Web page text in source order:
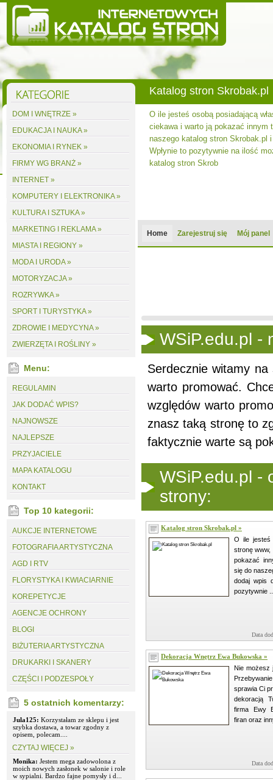
Katalog stron Skrobak.pl
O ile jesteś osobą posiadającą
ciekawa i warto ją pokazać innym
naszego katalog stron Skrobak.pl
Wpłynie to pozytywnie na ilość
katalog stron Skrob
Home Zarejestruj się Mój panel
DOM I WNĘTRZE »
EDUKACJA I NAUKA »
EKONOMIA I RYNEK »
FIRMY WG BRANŻ »
INTERNET »
KOMPUTERY I ELEKTRONIKA »
KULTURA I SZTUKA »
MARKETING I REKLAMA »
MIASTA I REGIONY »
MODA I URODA »
MOTORYZACJA »
ROZRYWKA »
SPORT I TURYSTYKA »
ZDROWIE I MEDYCYNA »
ZWIERZĘTA I ROŚLINY »
Menu:
REGULAMIN
JAK DODAĆ WPIS?
NAJNOWSZE
NAJLEPSZE
PRZYJACIELE
MAPA KATALOGU
KONTAKT
Top 10 kategorii:
AUKCJE INTERNETOWE
FOTOGRAFIA ARTYSTYCZNA
AGD I RTV
FLORYSTYKA I KWIACIARNIE
KOREPETYCJE
AGENCJE OCHRONY
BLOGI
BIŻUTERIA ARTYSTYCZNA
DRUKARKI I SKANERY
CZĘŚCI I PODZESPOŁY
5 ostatnich komentarzy:
Jula125: Korzystałam ze sklepu i jest
szybka dostawa, a towar zgodny z
opisem, polecam....
CZYTAJ WIĘCEJ »
Monika: Jestem mega zadowolona z
moich nowych zasłonek w salonie i role
w sypialni. Bardzo fajne pomysły i d...
WSiP.edu.pl -
Serdecznie witamy
warto promować.
względów warto
znasz taką stronę to
faktycznie warte są
WSiP.edu.pl -
strony:
Katalog stron Skrobak.pl »
O ile jesteś
stronę
pokazać
się do
dodaj wpis
pozytywnie
Data
Dekoracja Wnętrz Ewa Bukowska »
Nie możesz
sprawia Ci
dekoracją
firma Ewy
firan oraz
Data